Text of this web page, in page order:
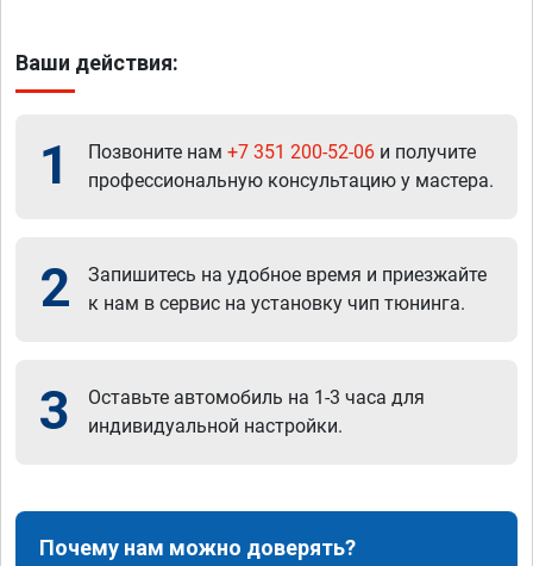
Ваши действия:
1 Позвоните нам +7 351 200-52-06 и получите
профессиональную консультацию у мастера.
2
Запишитесь на удобное время и приезжайте
к нам в сервис на установку чип тюнинга.
3
Оставьте автомобиль на 1-3 часа для
индивидуальной настройки.
Почему нам можно доверять?